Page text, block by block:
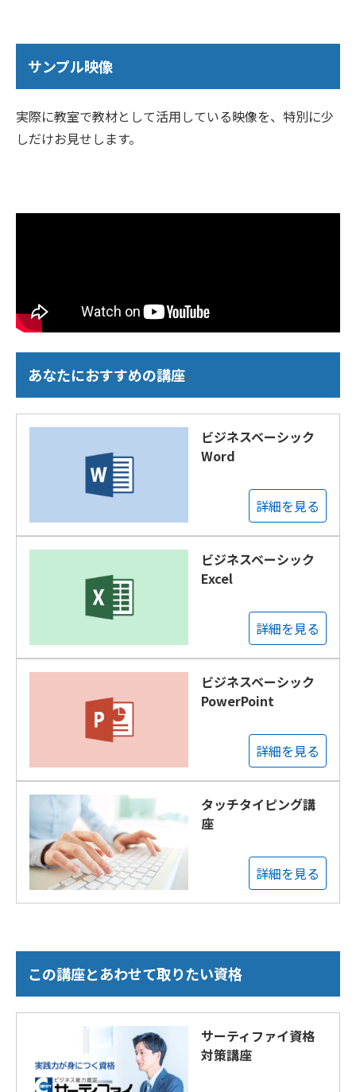
サンプル映像
実際に教室で教材として活用している映像を、特別に少
しだけお見せします。
あなたにおすすめの講座
ビジネスベーシック
Word
詳細を見る
ビジネスベーシック
Excel
詳細を見る
ビジネスベーシック
PowerPoint
詳細を見る
タッチタイピング講
座
詳細を見る
この講座とあわせて取りたい資格
サーティファイ資格
対策講座